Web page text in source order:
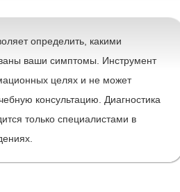
определить, какими
ваши симптомы. Инструмент
целях и не может
консультацию. Диагностика
только специалистами в